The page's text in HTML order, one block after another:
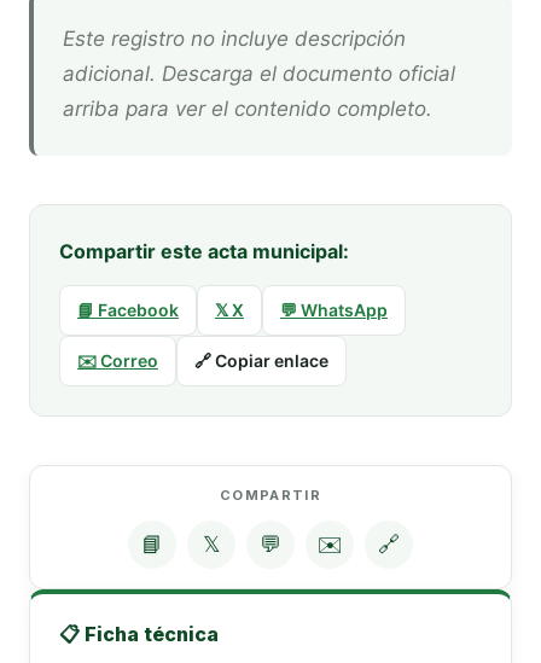
Este registro no incluye descripción
adicional. Descarga el documento oficial
arriba para ver el contenido completo.
Compartir este acta municipal:
📘 Facebook 𝕏 X 💬 WhatsApp
✉️ Correo 🔗 Copiar enlace
COMPARTIR
📘 𝕏 💬 ✉️ 🔗
📋 Ficha técnica